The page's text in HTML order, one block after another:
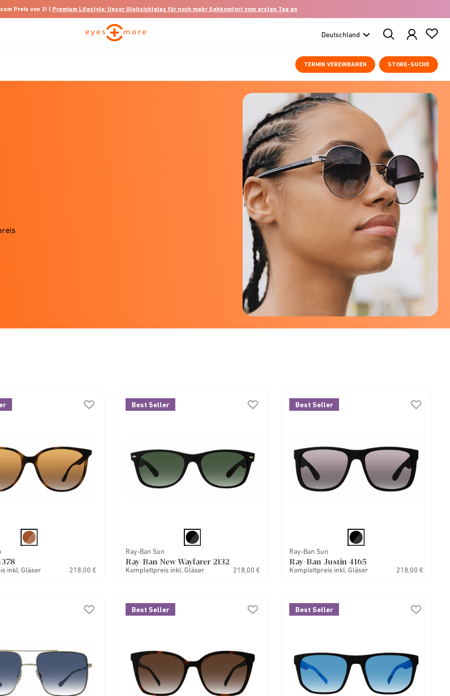
Preis von 2! | Premium Lifestyle: Unser Gleitsichtglas für noch mehr Sehkomfort vom ersten Tag an
Search
Products
TERMIN VEREINBAREN STORE-SUCHE
inkl. Gläser 218,00 €
Best Seller
Ray-Ban Sun
Ray-Ban New Wayfarer 2132
Komplettpreis inkl. Gläser 218,00 €
Best Seller
Ray-Ban Sun
Ray-Ban Justin 4165
Komplettpreis inkl. Gläser 218,00 €
Best Seller Best Seller